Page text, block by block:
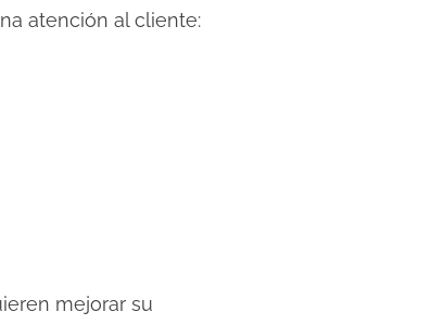
atención al cliente:
mejorar su